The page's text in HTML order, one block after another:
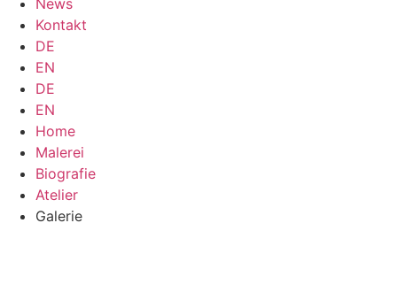
Kontakt
DE
EN
DE
EN
Home
Malerei
Biografie
Atelier
Galerie